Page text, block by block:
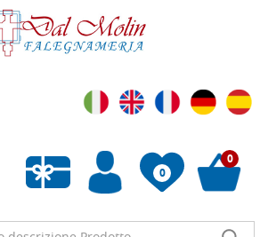
0
Wishlist vuota
0